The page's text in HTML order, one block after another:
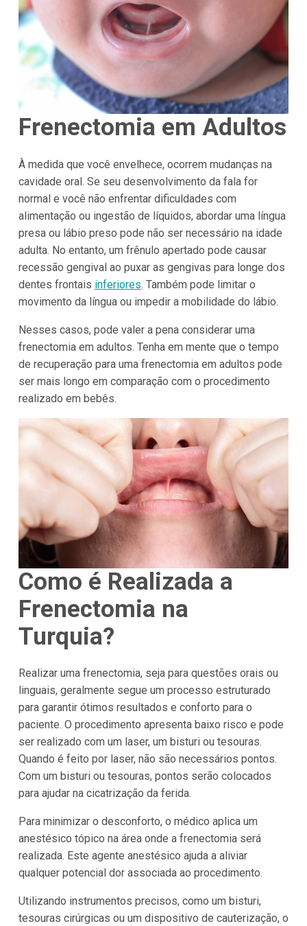
Frenectomia em Adultos
À medida que você envelhece, ocorrem mudanças na
cavidade oral. Se seu desenvolvimento da fala for
normal e você não enfrentar dificuldades com
alimentação ou ingestão de líquidos, abordar uma língua
presa ou lábio preso pode não ser necessário na idade
adulta. No entanto, um frênulo apertado pode causar
recessão gengival ao puxar as gengivas para longe dos
dentes frontais inferiores. Também pode limitar o
movimento da língua ou impedir a mobilidade do lábio.
Nesses casos, pode valer a pena considerar uma
frenectomia em adultos. Tenha em mente que o tempo
de recuperação para uma frenectomia em adultos pode
ser mais longo em comparação com o procedimento
realizado em bebês.
Como é Realizada a
Frenectomia na
Turquia?
Realizar uma frenectomia, seja para questões orais ou
linguais, geralmente segue um processo estruturado
para garantir ótimos resultados e conforto para o
paciente. O procedimento apresenta baixo risco e pode
ser realizado com um laser, um bisturi ou tesouras.
Quando é feito por laser, não são necessários pontos.
Com um bisturi ou tesouras, pontos serão colocados
para ajudar na cicatrização da ferida.
Para minimizar o desconforto, o médico aplica um
anestésico tópico na área onde a frenectomia será
realizada. Este agente anestésico ajuda a aliviar
qualquer potencial dor associada ao procedimento.
Utilizando instrumentos precisos, como um bisturi,
tesouras cirúrgicas ou um dispositivo de cauterização, o